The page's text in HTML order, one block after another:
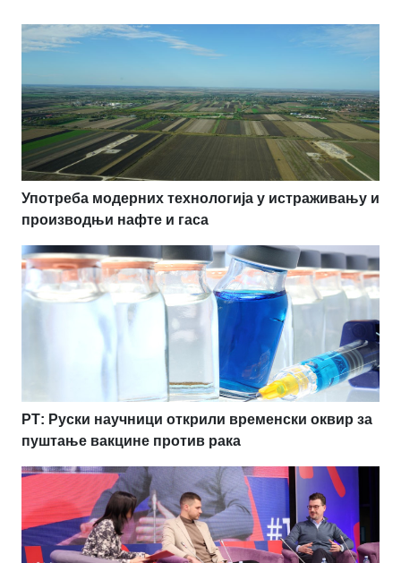
Употреба модерних технологија у истраживању и
производњи нафте и гаса
РТ: Руски научници открили временски оквир за
пуштање вакцине против рака